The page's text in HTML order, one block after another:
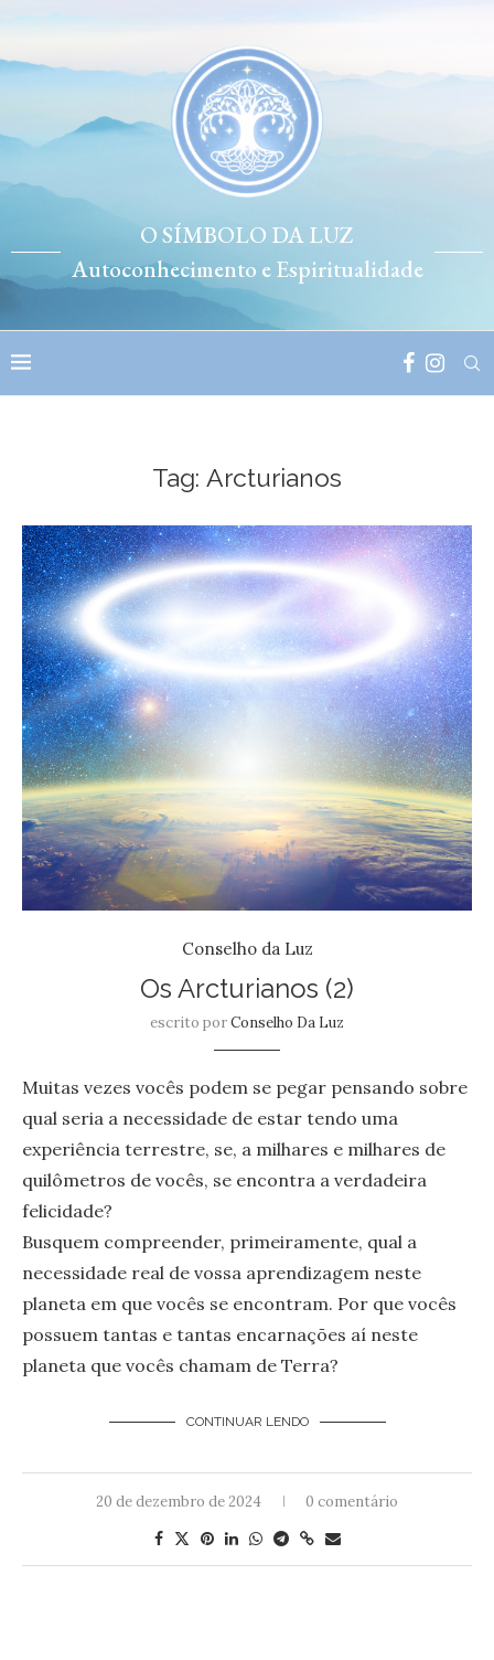
O SÍMBOLO DA LUZ
Autoconhecimento e Espiritualidade
Tag: Arcturianos
Conselho da Luz
Os Arcturianos (2)
escrito porConselho Da Luz
Muitas vezes vocês podem se pegar pensando sobre
qual seria a necessidade de estar tendo uma
experiência terrestre, se, a milhares e milhares de
quilômetros de vocês, se encontra a verdadeira
felicidade?
Busquem compreender, primeiramente, qual a
necessidade real de vossa aprendizagem neste
planeta em que vocês se encontram. Por que vocês
possuem tantas e tantas encarnações aí neste
planeta que vocês chamam de Terra?
CONTINUAR LENDO
20 de dezembro de 2024 0 comentário